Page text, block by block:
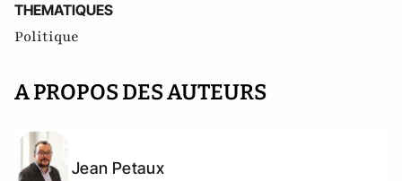
THEMATIQUES
Politique
A PROPOS DES AUTEURS
Jean Petaux